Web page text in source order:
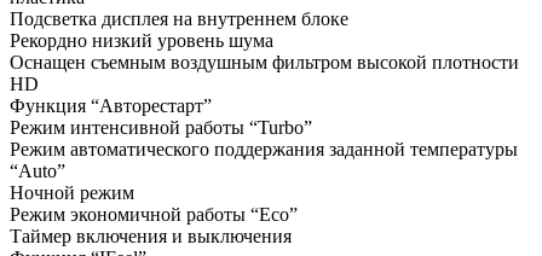
Подсветка дисплея на внутреннем блоке
Рекордно низкий уровень шума
Оснащен съемным воздушным фильтром высокой плотности
HD
Функция “Авторестарт”
Режим интенсивной работы “Turbo”
Режим автоматического поддержания заданной температуры
“Auto”
Ночной режим
Режим экономичной работы “Eco”
Таймер включения и выключения